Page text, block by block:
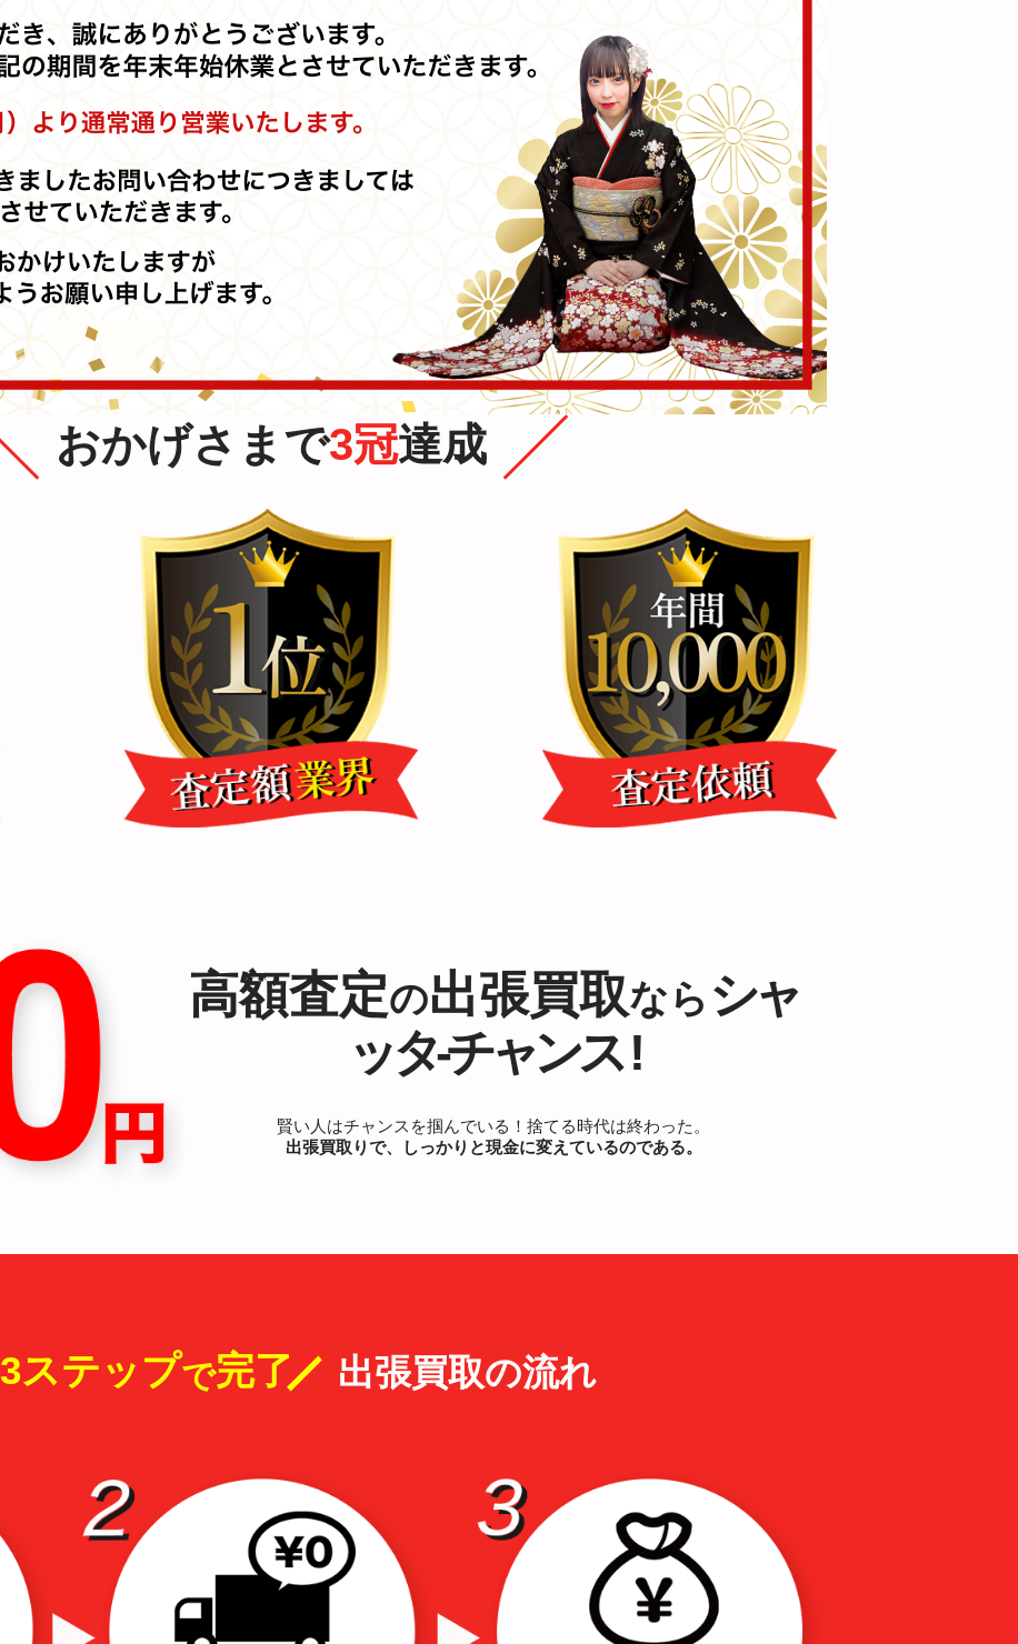
おかげさまで3冠達成
高額査定の出張買取なら シャ
ッタ-チャンス !
賢い人はチャンスを掴んでいる！捨てる時代は終わった。
出張買取りで、しっかりと現金に変えているのである。
3ステップで完了 出張買取の流れ